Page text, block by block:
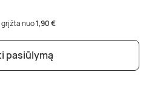
grįžta nuo1,90 €
pasiūlymą